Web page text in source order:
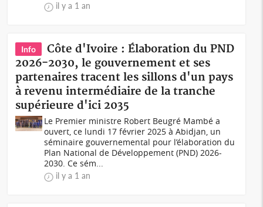
il y a 1 an
Info
Côte d'Ivoire : Élaboration du PND
2026-2030, le gouvernement et ses
partenaires tracent les sillons d'un pays
à revenu intermédiaire de la tranche
supérieure d'ici 2035
Le Premier ministre Robert Beugré Mambé a
ouvert, ce lundi 17 février 2025 à Abidjan, un
séminaire gouvernemental pour l’élaboration du
Plan National de Développement (PND) 2026-
2030. Ce sém...
il y a 1 an